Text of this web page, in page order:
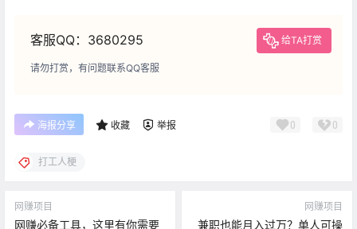
客服QQ：3680295 给TA打赏
请勿打赏，有问题联系QQ客服
海报分享 收藏 举报 0 0
打工人梗
网赚项目
网赚必备工具，这里有你需要
网赚项目
兼职也能月入过万？单人可操